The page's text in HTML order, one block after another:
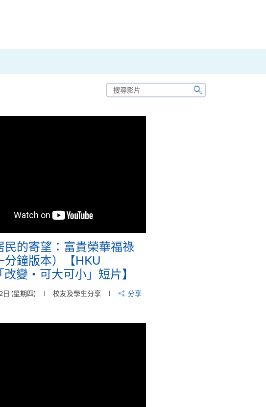
搜
尋
片
搜
民的寄望：富貴榮華福祿
分鐘版本）【HKU
改變‧可大可小」短片】
日 (星期四) 校友及學生分享 分享